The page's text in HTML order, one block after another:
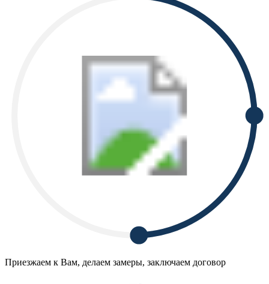
Приезжаем к Вам, делаем замеры, заключаем договор